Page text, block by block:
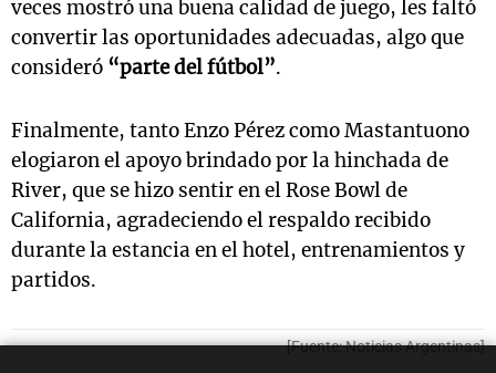
veces mostró una buena calidad de juego, les faltó
convertir las oportunidades adecuadas, algo que
consideró “parte del fútbol”.
Finalmente, tanto Enzo Pérez como Mastantuono
elogiaron el apoyo brindado por la hinchada de
River, que se hizo sentir en el Rose Bowl de
California, agradeciendo el respaldo recibido
durante la estancia en el hotel, entrenamientos y
partidos.
[Fuente: Noticias Argentinas]